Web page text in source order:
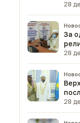
28
За
28
28